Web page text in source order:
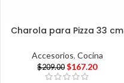
Charola para Pizza 33 cm
Accesorios, Cocina
$209.00 $167.20